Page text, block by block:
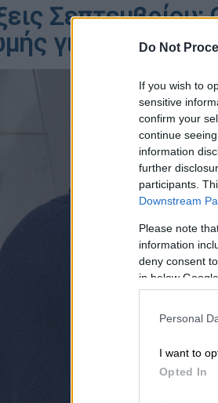
Do Not
If you wish to
sensitive
confirm your
continue
information
further
participants.
Downstream
Please note
information
deny consent
in below
Personal
I want to
Opted In
Σεπτεμβρίου:
για όλα τα